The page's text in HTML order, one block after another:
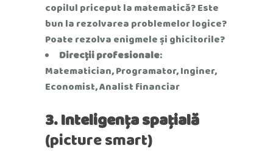
copilul priceput la matematică? Este
bun la rezolvarea problemelor logice?
Poate rezolva enigmele și ghicitorile?
Direcții profesionale:
Matematician, Programator, Inginer,
Economist, Analist financiar
3. Inteligența spațială
(picture smart)